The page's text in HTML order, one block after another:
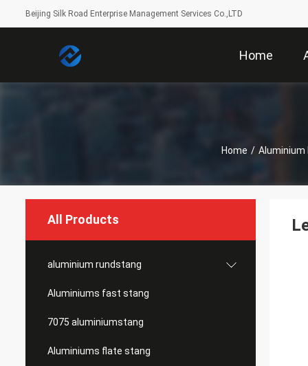
Beijing Silk Road Enterprise Management Services Co.,LTD
Home
Home / Aluminium
All Products
aluminium rundstang
Aluminiums fast stang
7075 aluminiumstang
Aluminiums flate stang